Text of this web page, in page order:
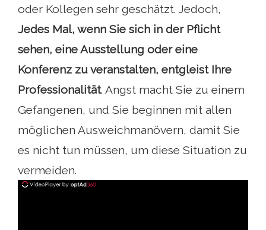
oder Kollegen sehr geschätzt. Jedoch,
Jedes Mal, wenn Sie sich in der Pflicht
sehen, eine Ausstellung oder eine
Konferenz zu veranstalten, entgleist Ihre
Professionalität. Angst macht Sie zu einem
Gefangenen, und Sie beginnen mit allen
möglichen Ausweichmanövern, damit Sie
es nicht tun müssen, um diese Situation zu
vermeiden.